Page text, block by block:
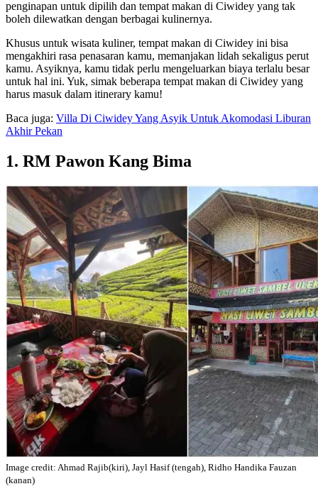
penginapan untuk dipilih dan tempat makan di Ciwidey yang tak
boleh dilewatkan dengan berbagai kulinernya.
Khusus untuk wisata kuliner, tempat makan di Ciwidey ini bisa
mengakhiri rasa penasaran kamu, memanjakan lidah sekaligus perut
kamu. Asyiknya, kamu tidak perlu mengeluarkan biaya terlalu besar
untuk hal ini. Yuk, simak beberapa tempat makan di Ciwidey yang
harus masuk dalam itinerary kamu!
Baca juga: Villa Di Ciwidey Yang Asyik Untuk Akomodasi Liburan
Akhir Pekan
1. RM Pawon Kang Bima
Image credit: Ahmad Rajib(kiri), Jayl Hasif (tengah), Ridho Handika Fauzan
(kanan)